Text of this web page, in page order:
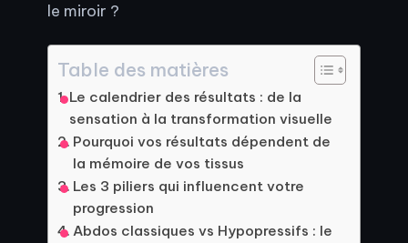
le miroir ?
Table des matières
Le calendrier des résultats : de la
sensation à la transformation visuelle
Pourquoi vos résultats dépendent de
la mémoire de vos tissus
Les 3 piliers qui influencent votre
progression
Abdos classiques vs Hypopressifs : le